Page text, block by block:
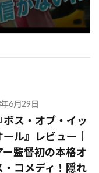
6月29日
ボス・オブ・イッ
ール』レビュー｜
ー監督初の本格オ
・コメディ！隠れ